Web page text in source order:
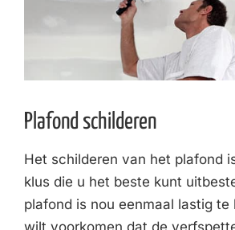
Plafond schilderen
Het schilderen van het plafond
klus die u het beste kunt
plafond is nou eenmaal lastig te